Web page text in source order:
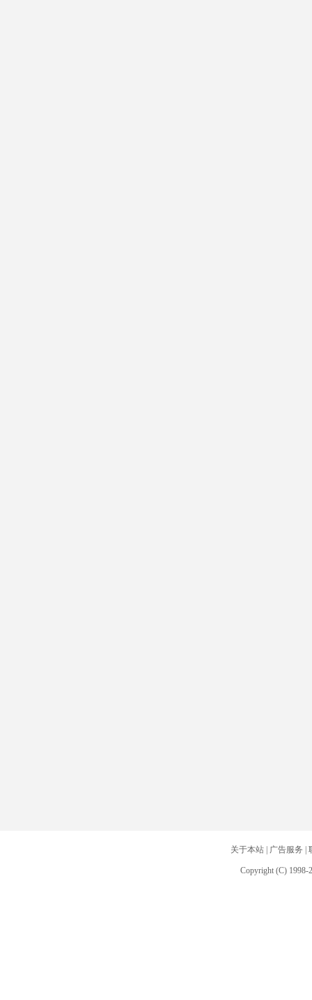
关于本站| 广告服务
Copyright (C) 1998-